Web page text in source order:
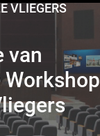
VLIEGERS
van